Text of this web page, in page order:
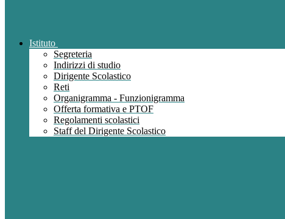
Istituto
Segreteria
Indirizzi di studio
Dirigente Scolastico
Reti
Organigramma - Funzionigramma
Offerta formativa e PTOF
Regolamenti scolastici
Staff del Dirigente Scolastico